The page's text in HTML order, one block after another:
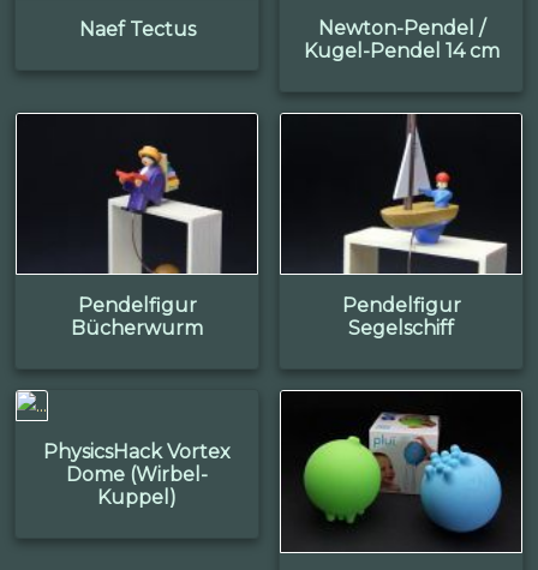
Naef Tectus
Newton-Pendel /
Kugel-Pendel 14 cm
Pendelfigur
Bücherwurm
Pendelfigur
Segelschiff
PhysicsHack Vortex
Dome (Wirbel-
Kuppel)